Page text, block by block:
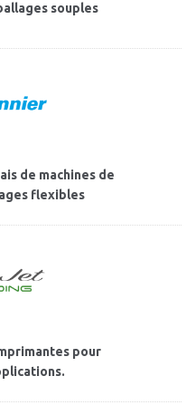
souples
de machines de
flexibles
pour